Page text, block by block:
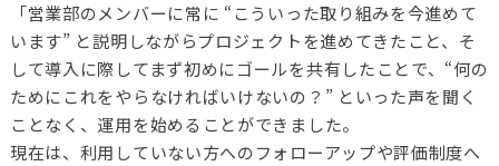
「営業部のメンバーに常に “こういった取り組みを今進めて
います” と説明しながらプロジェクトを進めてきたこと、そ
して導入に際してまず初めにゴールを共有したことで、“何の
ためにこれをやらなければいけないの？” といった声を聞く
ことなく、運用を始めることができました。
現在は、利用していない方へのフォローアップや評価制度へ